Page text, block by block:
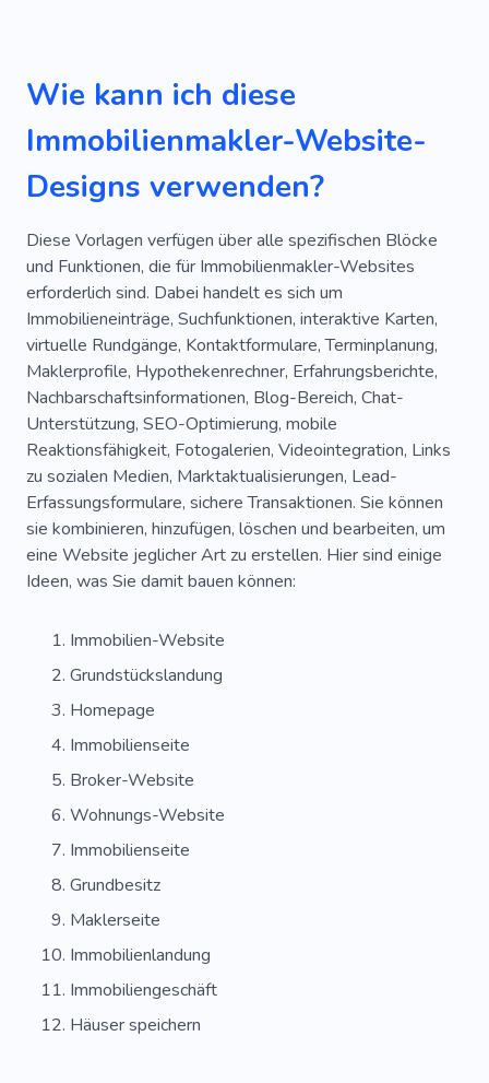
Wie kann ich diese
Immobilienmakler-Website-
Designs verwenden?
Diese Vorlagen verfügen über alle spezifischen Blöcke
und Funktionen, die für Immobilienmakler-Websites
erforderlich sind. Dabei handelt es sich um
Immobilieneinträge, Suchfunktionen, interaktive Karten,
virtuelle Rundgänge, Kontaktformulare, Terminplanung,
Maklerprofile, Hypothekenrechner, Erfahrungsberichte,
Nachbarschaftsinformationen, Blog-Bereich, Chat-
Unterstützung, SEO-Optimierung, mobile
Reaktionsfähigkeit, Fotogalerien, Videointegration, Links
zu sozialen Medien, Marktaktualisierungen, Lead-
Erfassungsformulare, sichere Transaktionen. Sie können
sie kombinieren, hinzufügen, löschen und bearbeiten, um
eine Website jeglicher Art zu erstellen. Hier sind einige
Ideen, was Sie damit bauen können:
Immobilien-Website
Grundstückslandung
Homepage
Immobilienseite
Broker-Website
Wohnungs-Website
Immobilienseite
Grundbesitz
Maklerseite
Immobilienlandung
Immobiliengeschäft
Häuser speichern